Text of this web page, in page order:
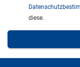
diese.